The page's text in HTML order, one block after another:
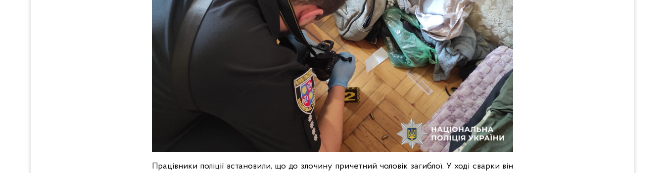
Працівники поліції встановили, що до злочину причетний чоловік загиблої. У ході сварки він